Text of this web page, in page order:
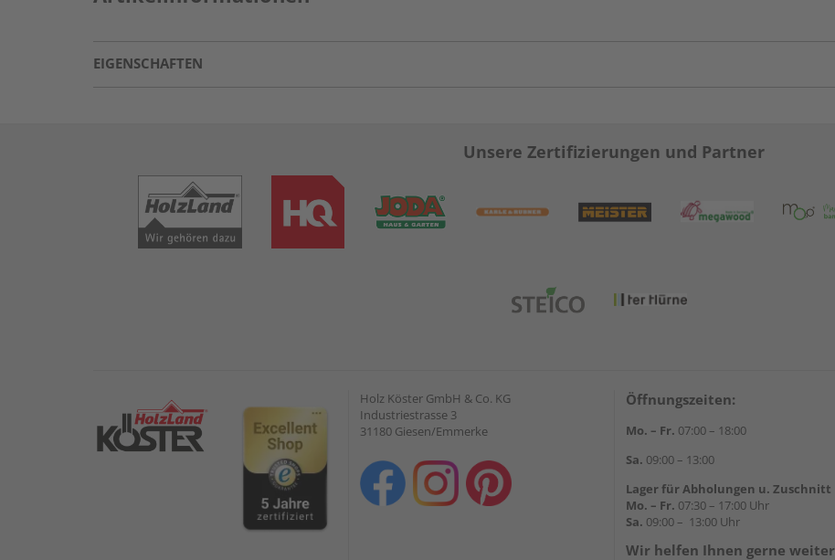
EIGENSCHAFTEN
Unsere Zertifizierungen und Partner
Holz Köster GmbH & Co. KG
Industriestrasse 3
31180 Giesen/Emmerke
Öffnungszeiten:
Mo. – Fr. 07:00 – 18:00
Sa. 09:00 – 13:00
Lager für Abholungen u. Zuschnitt
Mo. – Fr. 07:30 – 17:00 Uhr
Sa. 09:00 – 13:00 Uhr
Wir helfen Ihnen gerne weiter